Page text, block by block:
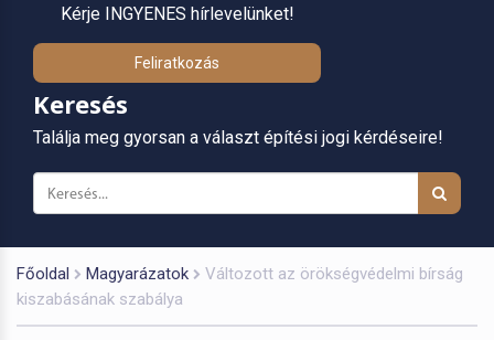
Kérje INGYENES hírlevelünket!
Feliratkozás
Keresés
Találja meg gyorsan a választ építési jogi kérdéseire!
Főoldal Magyarázatok
Változott az örökségvédelmi bírság
kiszabásának szabálya